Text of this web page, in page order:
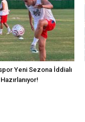
Yeni Sezona İddialı